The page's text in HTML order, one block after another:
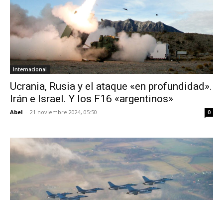
Internacional
Ucrania, Rusia y el ataque «en profundidad».
Irán e Israel. Y los F16 «argentinos»
Abel - 21 noviembre 2024, 05:50 0